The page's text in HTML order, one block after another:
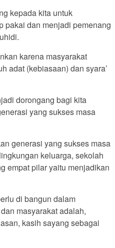
kepada kita untuk
pakai dan menjadi pemenang
karena masyarakat
adat (kebiasaan) dan syara’
dorongang bagi kita
yang sukses masa
generasi yang sukses masa
keluarga, sekolah
empat pilar yaitu menjadikan
di bangun dalam
masyarakat adalah,
kasih sayang sebagai